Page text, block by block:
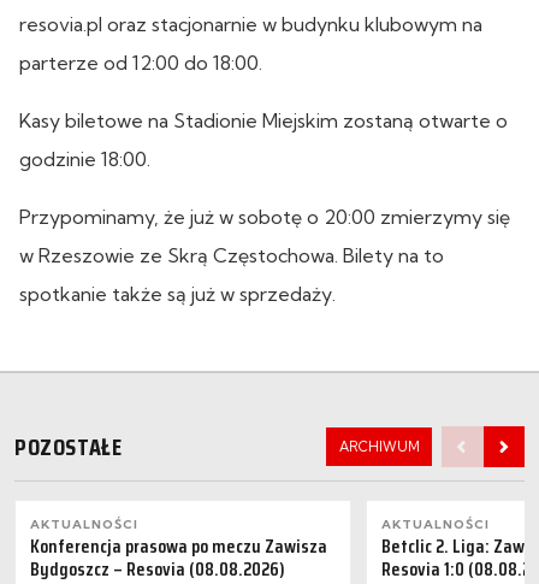
resovia.pl oraz stacjonarnie w budynku klubowym na
parterze od 12:00 do 18:00.
Kasy biletowe na Stadionie Miejskim zostaną otwarte o
godzinie 18:00.
Przypominamy, że już w sobotę o 20:00 zmierzymy się
w Rzeszowie ze Skrą Częstochowa. Bilety na to
spotkanie także są już w sprzedaży.
POZOSTAŁE ARCHIWUM
AKTUALNOŚCI
Konferencja prasowa po meczu Zawisza
Bydgoszcz – Resovia (08.08.2026)
AKTUALNOŚCI
Betclic 2. Liga:
Resovia 1:0